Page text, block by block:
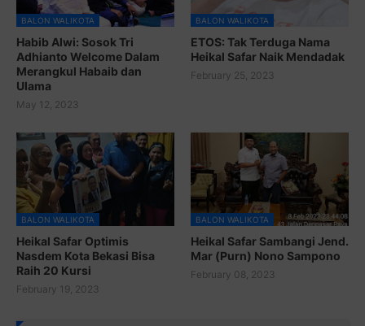
BALON WALIKOTA
Habib Alwi: Sosok Tri
Adhianto Welcome Dalam
Merangkul Habaib dan
Ulama
May 12, 2023
BALON WALIKOTA
ETOS: Tak Terduga Nama
Heikal Safar Naik Mendadak
February 25, 2023
BALON WALIKOTA
Heikal Safar Optimis
Nasdem Kota Bekasi Bisa
Raih 20 Kursi
February 19, 2023
BALON WALIKOTA
Heikal Safar Sambangi Jend.
Mar (Purn) Nono Sampono
February 08, 2023